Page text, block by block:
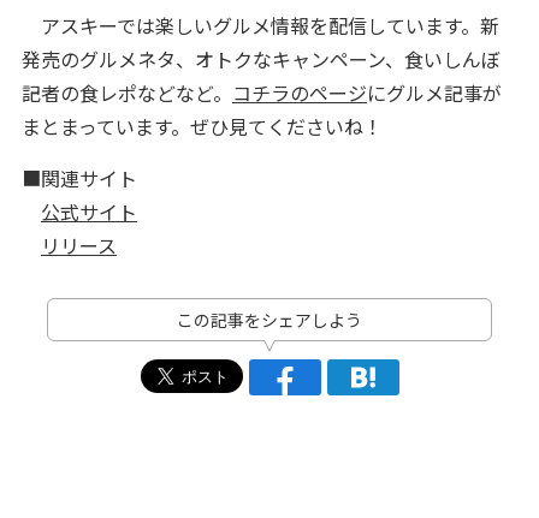
アスキーでは楽しいグルメ情報を配信しています。新
発売のグルメネタ、オトクなキャンペーン、食いしんぼ
記者の食レポなどなど。 コチラのページにグルメ記事が
まとまっています。ぜひ見てくださいね！
■関連サイト
公式サイト
リリース
この記事をシェアしよう